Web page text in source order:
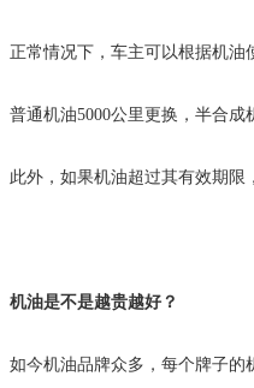
正常情况下，车主可以根据机油
普通机油5000公里更换，半合成
此外，如果机油超过其有效期限
机油是不是越贵越好？
如今机油品牌众多，每个牌子的